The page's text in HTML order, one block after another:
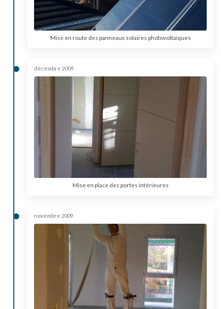
Mise en route des panneaux solaires photovoltaïques
décembre 2009
Mise en place des portes intérieures
novembre 2009